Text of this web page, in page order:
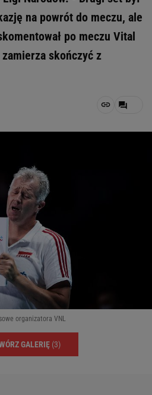
na powrót do meczu, ale
po meczu Vital
skończyć z
organizatora VNL
GALERIĘ (3)